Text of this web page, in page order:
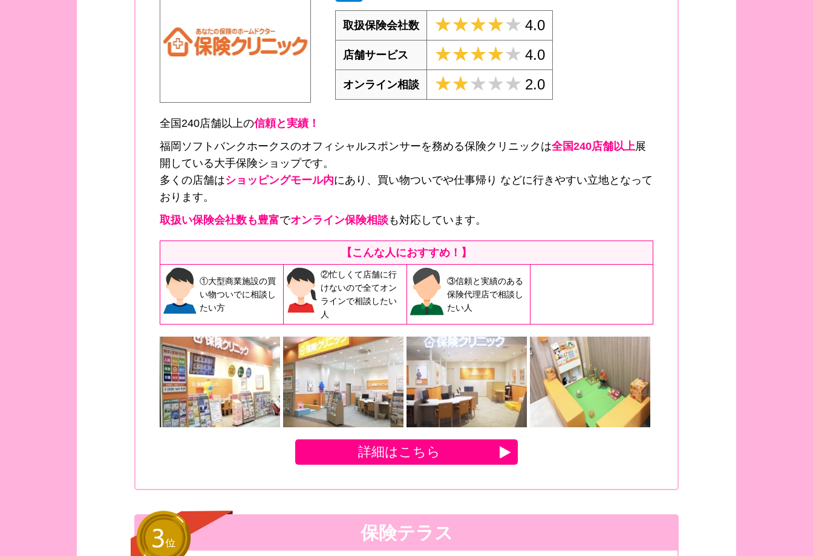
取扱保険会社数 ★★★★★
★★★★★ 4.0
店舗サービス ★★★★★
★★★★★ 4.0
オンライン相談 ★★★★★
★★★★★ 2.0
全国240店舗以上の信頼と実績！
福岡ソフトバンクホークスのオフィシャルスポンサーを務める保険クリニックは全国240店舗以上展
開している大手保険ショップです。
多くの店舗はショッピングモール内にあり、買い物ついでや仕事帰り などに行きやすい立地となって
おります。
取扱い保険会社数も豊富でオンライン保険相談も対応しています。
【こんな人におすすめ！】
①大型商業施設の買
い物ついでに相談し
たい方
②忙しくて店舗に行
けないので全てオン
ラインで相談したい
人
③信頼と実績のある
保険代理店で相談し
たい人
詳細はこちら
保険テラス